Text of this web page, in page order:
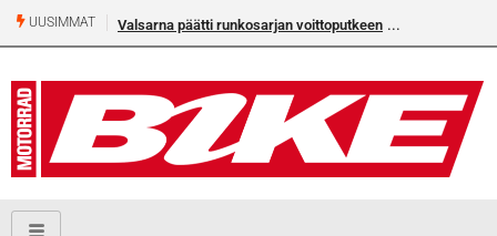
UUSIMMAT Valsarna päätti runkosarjan voittoputkeen